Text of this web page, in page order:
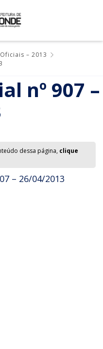
– 2013
nº 907 –
dessa página, clique
– 26/04/2013